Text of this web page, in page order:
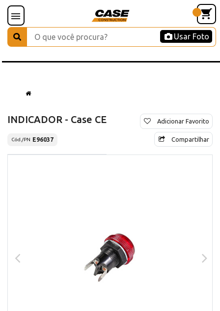
Usar Foto
INDICADOR - Case CE
Cód./PN E96037
Adicionar Favorito
Compartilhar